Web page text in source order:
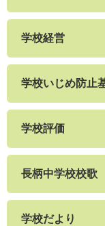
学校経営
学校いじめ防止
学校評価
長柄中学校校歌
学校だより